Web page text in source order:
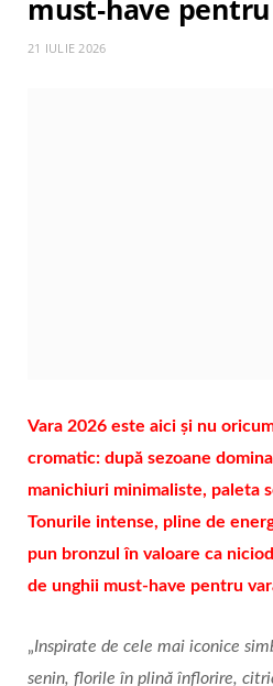
must‑have
21 IULIE 2026
Vara 2026 este aici și nu
cromatic: după sezoane
manichiuri minimaliste, paleta
Tonurile intense, pline de
pun bronzul în valoare ca
de unghii must‑have pentru
„Inspirate de cele mai iconice
senin, florile în plină înflorire,